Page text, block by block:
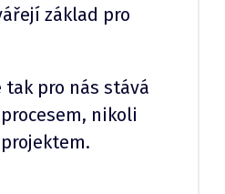
základ pro
tak pro nás stává
nikoli